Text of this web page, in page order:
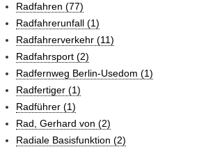
Radfahren (77)
Radfahrerunfall (1)
Radfahrerverkehr (11)
Radfahrsport (2)
Radfernweg Berlin-Usedom (1)
Radfertiger (1)
Radführer (1)
Rad, Gerhard von (2)
Radiale Basisfunktion (2)